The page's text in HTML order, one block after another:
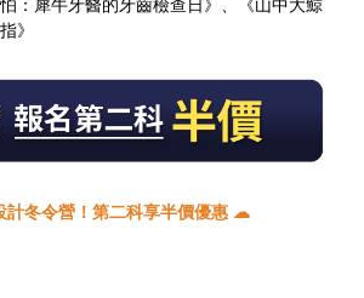
》
計冬令營！第二科享半價優惠 ☁